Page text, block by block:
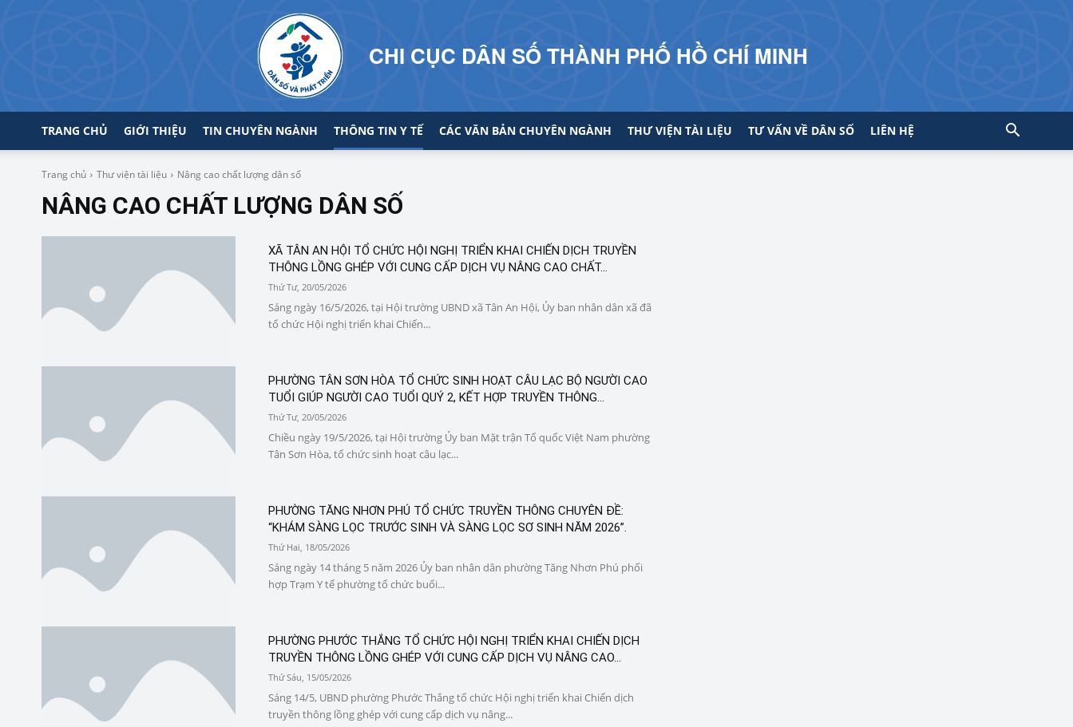
CHI CỤC DÂN SỐ THÀNH PHỐ HỒ CHÍ MINH
TRANG CHỦ GIỚI THIỆU TIN CHUYÊN NGÀNH THÔNG TIN Y TẾ CÁC VĂN BẢN CHUYÊN NGÀNH THƯ VIỆN TÀI LIỆU TƯ VẤN VỀ DÂN SỐ LIÊN HỆ
Trang chủ Thư viện tài liệu Nâng cao chất lượng dân số
NÂNG CAO CHẤT LƯỢNG DÂN SỐ
XÃ TÂN AN HỘI TỔ CHỨC HỘI NGHỊ TRIỂN KHAI CHIẾN DỊCH TRUYỀN
THÔNG LỒNG GHÉP VỚI CUNG CẤP DỊCH VỤ NÂNG CAO CHẤT...
Thứ Tư, 20/05/2026
Sáng ngày 16/5/2026, tại Hội trường UBND xã Tân An Hội, Ủy ban nhân dân xã đã
tổ chức Hội nghị triển khai Chiến...
PHƯỜNG TÂN SƠN HÒA TỔ CHỨC SINH HOẠT CÂU LẠC BỘ NGƯỜI CAO
TUỔI GIÚP NGƯỜI CAO TUỔI QUÝ 2, KẾT HỢP TRUYỀN THÔNG...
Thứ Tư, 20/05/2026
Chiều ngày 19/5/2026, tại Hội trường Ủy ban Mặt trận Tổ quốc Việt Nam phường
Tân Sơn Hòa, tổ chức sinh hoạt câu lạc...
PHƯỜNG TĂNG NHƠN PHÚ TỔ CHỨC TRUYỀN THÔNG CHUYÊN ĐỀ:
“KHÁM SÀNG LỌC TRƯỚC SINH VÀ SÀNG LỌC SƠ SINH NĂM 2026”.
Thứ Hai, 18/05/2026
Sáng ngày 14 tháng 5 năm 2026 Ủy ban nhân dân phường Tăng Nhơn Phú phối
hợp Trạm Y tế phường tổ chức buổi...
PHƯỜNG PHƯỚC THẮNG TỔ CHỨC HỘI NGHỊ TRIỂN KHAI CHIẾN DỊCH
TRUYỀN THÔNG LỒNG GHÉP VỚI CUNG CẤP DỊCH VỤ NÂNG CAO...
Thứ Sáu, 15/05/2026
Sáng 14/5, UBND phường Phước Thắng tổ chức Hội nghị triển khai Chiến dịch
truyền thông lồng ghép với cung cấp dịch vụ nâng...